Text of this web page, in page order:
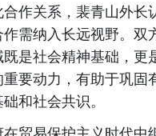
作关系，裴青山外长
需纳入长远视野。双
是社会精神基础，更
要动力，有助于巩固
和社会共识。